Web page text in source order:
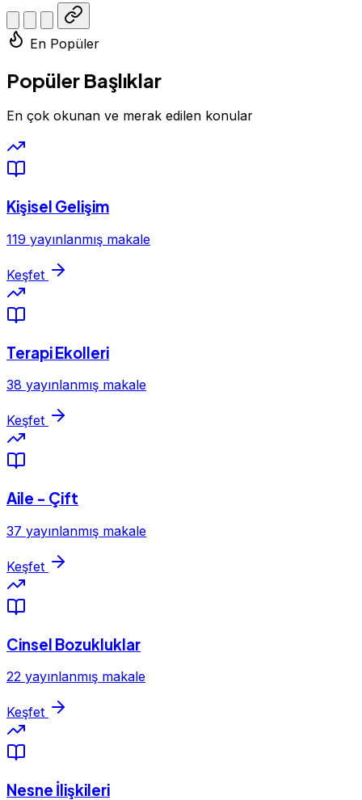
En Popüler
Popüler Başlıklar
En çok okunan ve merak edilen konular
Kişisel Gelişim
119 yayınlanmış makale
Keşfet
Terapi Ekolleri
38 yayınlanmış makale
Keşfet
Aile - Çift
37 yayınlanmış makale
Keşfet
Cinsel Bozukluklar
22 yayınlanmış makale
Keşfet
Nesne İlişkileri